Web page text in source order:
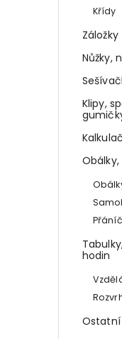
Křídy
Záložky
Nůžky,
Klipy,
hodin
Ostatní